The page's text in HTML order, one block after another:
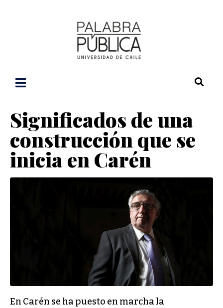
Significados de una
construcción que se
inicia en Carén
En Carén se ha puesto en marcha la